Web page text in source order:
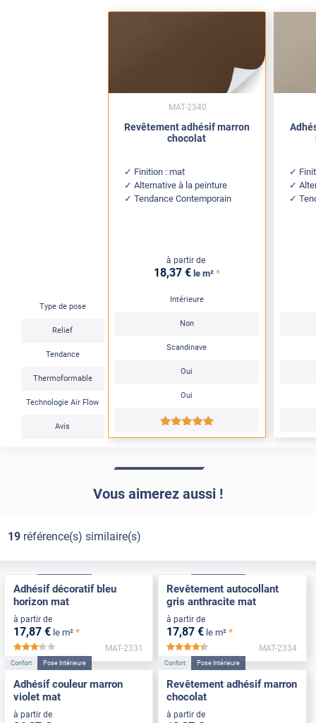
Type de pose
Relief
Tendance
Thermoformable
Technologie Air Flow
Avis
Revêtement adhésif marron
chocolat
Finition : mat
Alternative à la peinture
Tendance Contemporain
à partir de
18,37 € le m² *
Intérieure
Non
Scandinave
Oui
Oui
*****
MAT-2340
Vous aimerez aussi !
19référence(s) similaire(s)
Adhésif décoratif bleu
horizon mat
à partir de
17,87 € le m² *
*****
MAT-2331
Revêtement autocollant
gris anthracite mat
à partir de
17,87 € le m² *
*****
MAT-2334
Confort Pose Intérieure
Adhésif couleur marron
violet mat
à partir de
Confort Pose Intérieure
Revêtement adhésif marron
chocolat
à partir de